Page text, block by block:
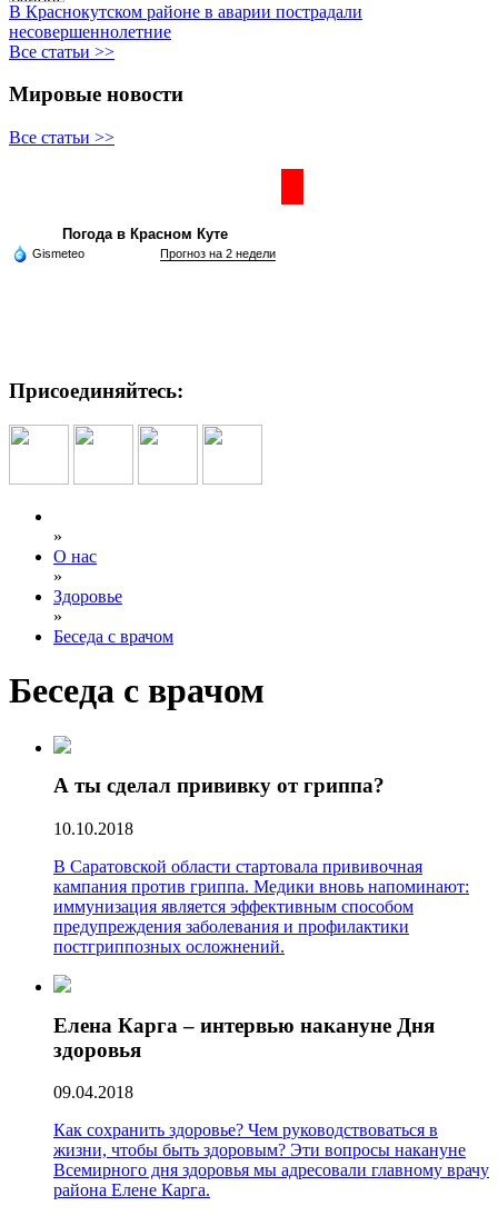
В Краснокутском районе в аварии пострадали
несовершеннолетние
Все статьи >>
Мировые новости
Все статьи >>
Погода в Красном Куте
Gismeteo Прогноз на 2 недели
Присоединяйтесь:
»
О нас
»
Здоровье
»
Беседа с врачом
Беседа с врачом
А ты сделал прививку от гриппа?
10.10.2018
В Саратовской области стартовала прививочная
кампания против гриппа. Медики вновь напоминают:
иммунизация является эффективным способом
предупреждения заболевания и профилактики
постгриппозных осложнений.
Елена Карга – интервью накануне Дня
здоровья
09.04.2018
Как сохранить здоровье? Чем руководствоваться в
жизни, чтобы быть здоровым? Эти вопросы накануне
Всемирного дня здоровья мы адресовали главному врачу
района Елене Карга.